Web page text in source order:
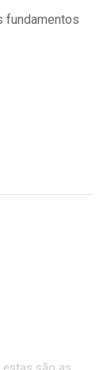
fundamentos